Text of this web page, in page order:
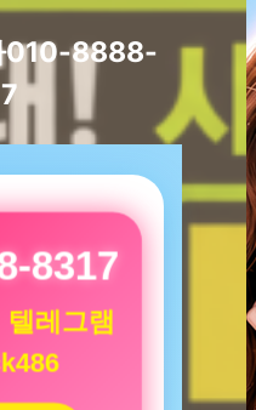
010-8888-
8317
텔레그램